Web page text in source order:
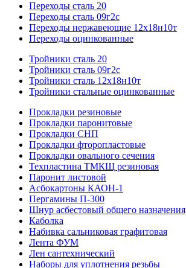
Переходы сталь 20
Переходы сталь 09г2с
Переходы нержавеющие 12х18н10т
Переходы оцинкованные
Тройники сталь 20
Тройники сталь 09г2с
Тройники сталь 12х18н10т
Тройники стальные оцинкованные
Прокладки резиновые
Прокладки паронитовые
Прокладки СНП
Прокладки фторопластовые
Прокладки овального сечения
Техпластина ТМКЩ резиновая
Паронит листовой
Асбокартоны КАОН-1
Пергамины П-300
Шнур асбестовый общего назначения
Каболка
Набивка сальниковая графитовая
Лента ФУМ
Лен сантехнический
Наборы для уплотнения резьбы